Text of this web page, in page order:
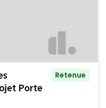
Porte
Retenue